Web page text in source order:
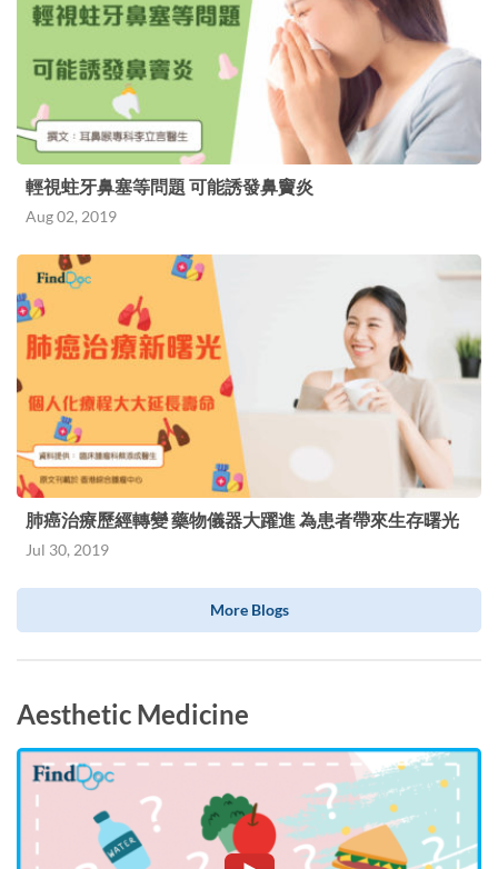
輕視蛀牙鼻塞等問題 可能誘發鼻竇炎
Aug 02, 2019
肺癌治療歷經轉變 藥物儀器大躍進 為患者帶來生存曙光
Jul 30, 2019
More Blogs
Aesthetic Medicine